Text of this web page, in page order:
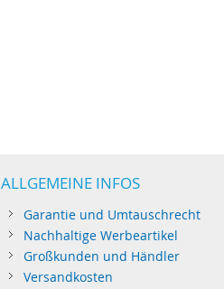
ALLGEMEINE INFOS
Garantie und Umtauschrecht
Nachhaltige Werbeartikel
Großkunden und Händler
Versandkosten